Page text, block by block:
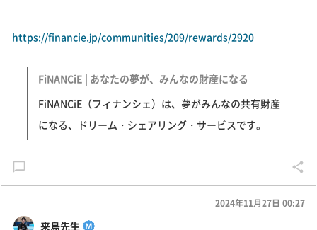
https://financie.jp/communities/209/rewards/2920
FiNANCiE | あなたの夢が、みんなの財産になる
FiNANCiE（フィナンシェ）は、夢がみんなの共有財産
になる、ドリーム・シェアリング・サービスです。
来島先生
2024年11月27日 00:27